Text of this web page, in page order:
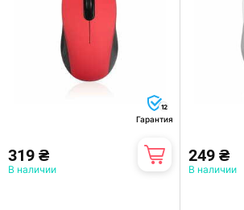
12
Гарантия
319 ₴
В наличии
249 ₴
В наличии